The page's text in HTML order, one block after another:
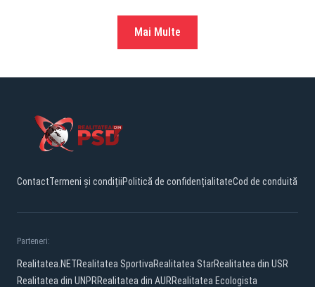
Mai Multe
ContactTermeni și condițiiPolitică de confidențialitateCod de conduită
Parteneri:
Realitatea.NETRealitatea SportivaRealitatea StarRealitatea din USR
Realitatea din UNPRRealitatea din AURRealitatea Ecologista